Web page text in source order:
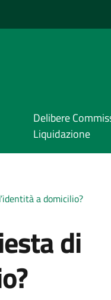
Delibere
Liquidazione
a domicilio?
di